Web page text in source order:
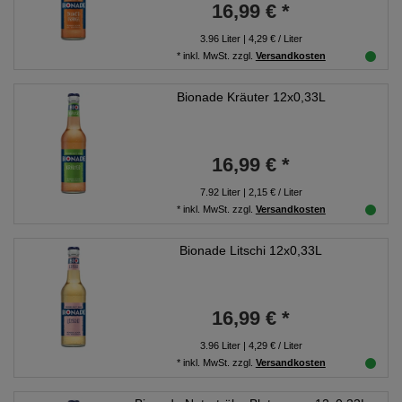
16,99 € *
3.96Liter| 4,29 € / Liter
* inkl. MwSt. zzgl. Versandkosten
Bionade Kräuter 12x0,33L
16,99 € *
7.92Liter| 2,15 € / Liter
* inkl. MwSt. zzgl. Versandkosten
Bionade Litschi 12x0,33L
16,99 € *
3.96Liter| 4,29 € / Liter
* inkl. MwSt. zzgl. Versandkosten